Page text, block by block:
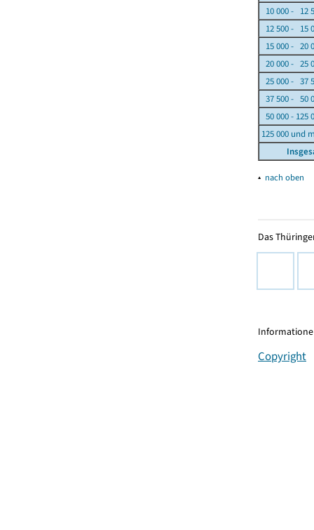
10 000 - 12
12 500 - 15
15 000 - 20
20 000 - 25
25 000 - 37
37 500 - 50
50 000 - 125
125 000 und
▴ nach oben
Das
Copyright